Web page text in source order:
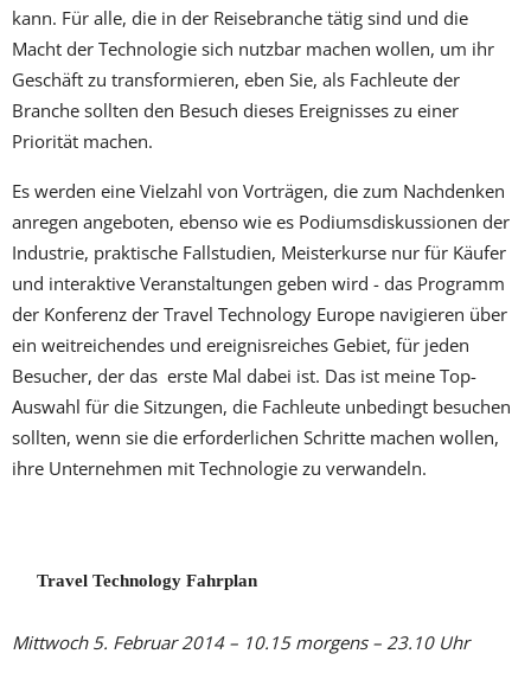
kann. Für alle, die in der Reisebranche tätig sind und die
Macht der Technologie sich nutzbar machen wollen, um ihr
Geschäft zu transformieren, eben Sie, als Fachleute der
Branche sollten den Besuch dieses Ereignisses zu einer
Priorität machen.
Es werden eine Vielzahl von Vorträgen, die zum Nachdenken
anregen angeboten, ebenso wie es Podiumsdiskussionen der
Industrie, praktische Fallstudien, Meisterkurse nur für Käufer
und interaktive Veranstaltungen geben wird - das Programm
der Konferenz der Travel Technology Europe navigieren über
ein weitreichendes und ereignisreiches Gebiet, für jeden
Besucher, der das erste Mal dabei ist. Das ist meine Top-
Auswahl für die Sitzungen, die Fachleute unbedingt besuchen
sollten, wenn sie die erforderlichen Schritte machen wollen,
ihre Unternehmen mit Technologie zu verwandeln.
Travel Technology Fahrplan
Mittwoch 5. Februar 2014 – 10.15 morgens – 23.10 Uhr